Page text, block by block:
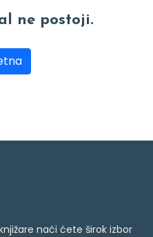
ne postoji.
naći ćete širok izbor